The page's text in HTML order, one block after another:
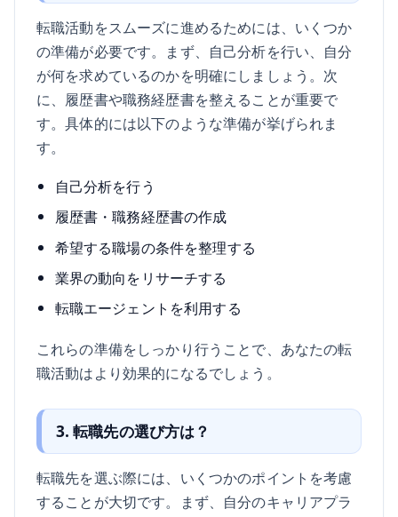
転職活動をスムーズに進めるためには、いくつか
の準備が必要です。まず、自己分析を行い、自分
が何を求めているのかを明確にしましょう。次
に、履歴書や職務経歴書を整えることが重要で
す。具体的には以下のような準備が挙げられま
す。
自己分析を行う
履歴書・職務経歴書の作成
希望する職場の条件を整理する
業界の動向をリサーチする
転職エージェントを利用する
これらの準備をしっかり行うことで、あなたの転
職活動はより効果的になるでしょう。
3. 転職先の選び方は？
転職先を選ぶ際には、いくつかのポイントを考慮
することが大切です。まず、自分のキャリアプラ